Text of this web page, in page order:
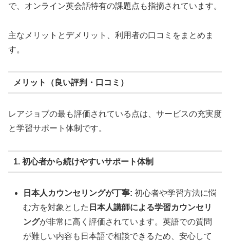
で、オンライン英会話特有の課題点も指摘されています。
主なメリットとデメリット、利用者の口コミをまとめま
す。
メリット（良い評判・口コミ）
レアジョブの最も評価されている点は、サービスの充実度
と学習サポート体制です。
1. 初心者から続けやすいサポート体制
日本人カウンセリングが丁寧: 初心者や学習方法に悩
む方を対象とした 日本人講師による学習カウンセリ
ングが非常に高く評価されています。英語での質問
が難しい内容も日本語で相談できるため、安心して